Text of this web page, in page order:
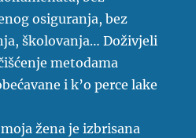
osiguranja, bez
školovanja… Doživjeli
metodama
i k’o perce lake
žena je izbrisana